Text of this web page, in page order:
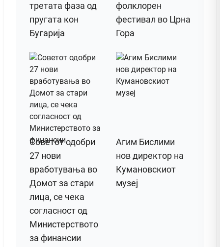
третата фаза од
пругата кон
Бугарија
фолклорен
фестивал во Црна
Гора
Советот одобри
27 нови
вработувања во
Домот за стари
лица, се чека
согласност од
Министерството
за финансии
Агим Бислими
нов директор на
Кумановскиот
музеј